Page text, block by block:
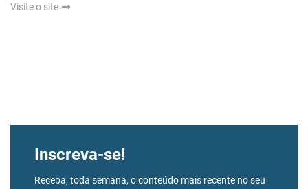
Visite o site
Inscreva-se!
Receba, toda semana, o conteúdo mais recente no seu